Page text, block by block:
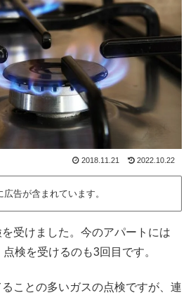
2018.11.21 2022.10.22
広告が含まれています。
受けました。今のアパートには
検を受けるのも3回目です。
ことの多いガスの点検ですが、連